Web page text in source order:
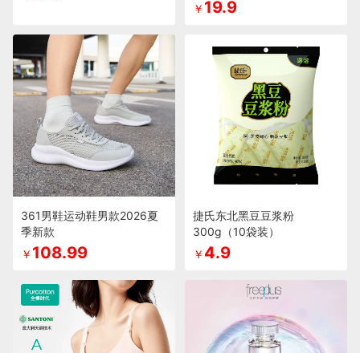
￥ 19.9
361男鞋运动鞋男款2026夏
季新款
￥ 108.99
捷氏东北黑豆豆浆粉
300g（10袋装）
￥ 4.9